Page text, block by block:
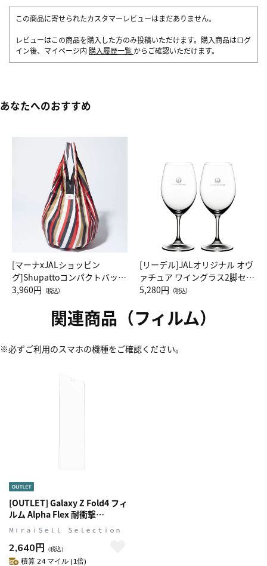
この商品に寄せられたカスタマーレビューはまだありません。
レビューはこの商品を購入した方のみ投稿いただけます。購入商品はログ
イン後、マイページ内 購入履歴一覧 からご確認いただけます。
あなたへのおすすめ
[マーナxJALショッピン
グ]Shupattoコンパクトバッグ
Drop JAL客室乗務員（LC）ス
3,960円 （税込）
[リーデル]JALオリジナル オヴ
ァチュア ワイングラス2脚セッ
ト（レッドワイン）
5,280円 （税込）
関連商品（フィルム）
※必ずご利用のスマホの機種をご確認ください。
[OUTLET] Galaxy Z Fold4 フィ
ルム Alpha Flex 耐衝撃
OtterBox オッターボックス
(77-90092)
MⅰｒａｉＳｅｌｌ Ｓｅｌｅｃｔｉｏｎ
2,640円 （税込）
積算 24 マイル (1倍)